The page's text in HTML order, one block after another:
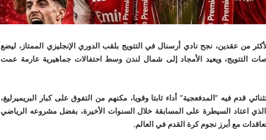
من عقدين، نجح نادي أرسنال في التتويج بلقب الدوري الإنجليزي الممتاز، ليضع
22 سنة عن منصات التتويج، ويعيد الأمجاد إلى شمال لندن وسط احتفالات جماهيرية عارمة عمت
قدم فيه “المدفعجية” أداء ثابتا وقويا، مكنهم من التفوق على كبار البريميرليغ،
اعتاد السيطرة على المسابقة خلال السنوات الأخيرة، بفضل مشروعه الرياضي
مع أبرز نجوم كرة القدم في العالم.